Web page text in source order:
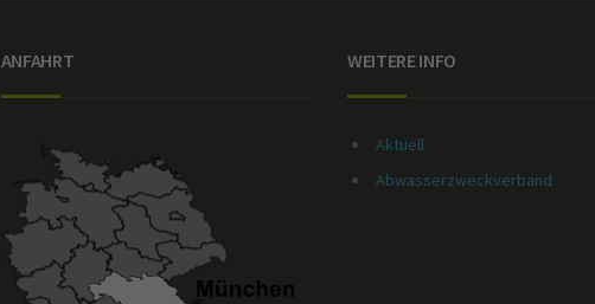
ANFAHRT WEITERE INFO
Aktuell
Abwasserzweckverband